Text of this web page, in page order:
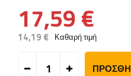
17,59 €
14,19 € Καθαρή τιμή